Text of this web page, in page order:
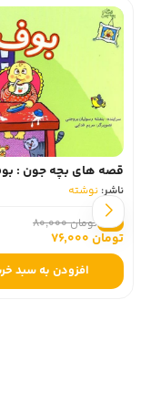
قصه های بچه جون :
ناشر: نوشته
5٪ تومان 80,000
تومان 76,000
افزودن به سبد